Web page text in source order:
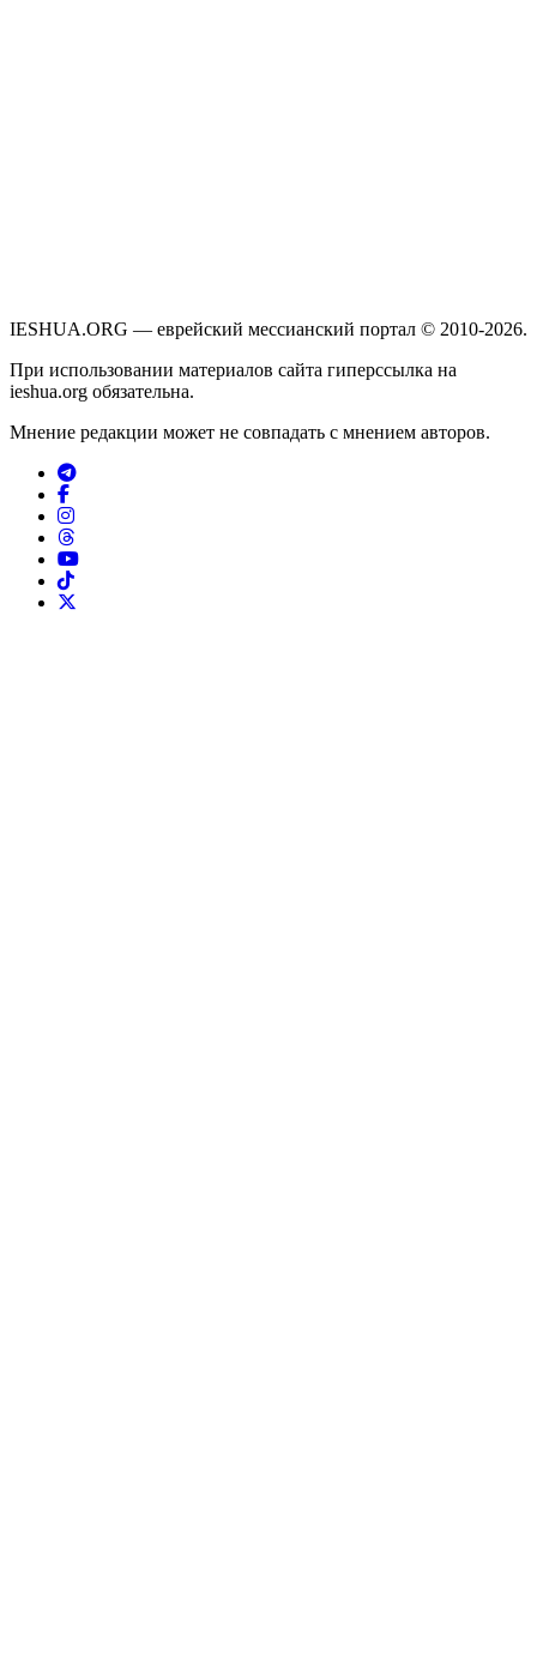
IESHUA.ORG — еврейский мессианский портал © 2010-2026.
При использовании материалов сайта гиперссылка на
ieshua.org обязательна.
Мнение редакции может не совпадать с мнением авторов.